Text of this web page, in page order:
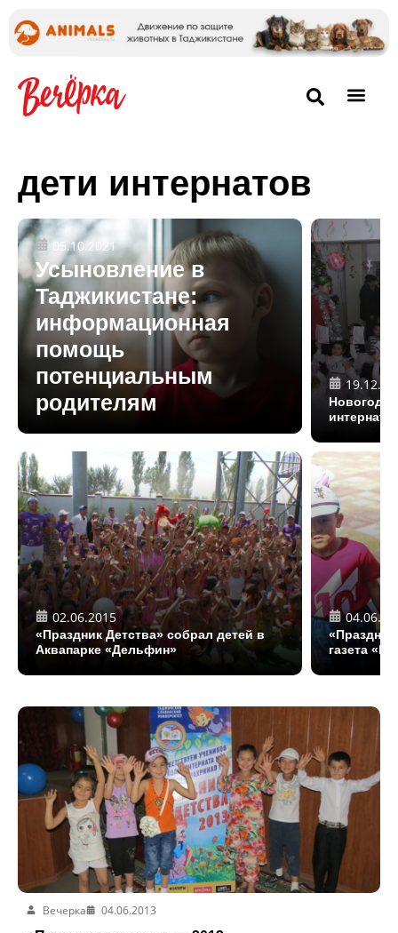
дети интернатов
05.10.2021
Усыновление в
Таджикистане:
информационная
помощь
потенциальным
родителям
02.06.2015
«Праздник Детства» собрал детей в
Аквапарке «Дельфин»
интерната
газета
Вечерка
04.06.2013